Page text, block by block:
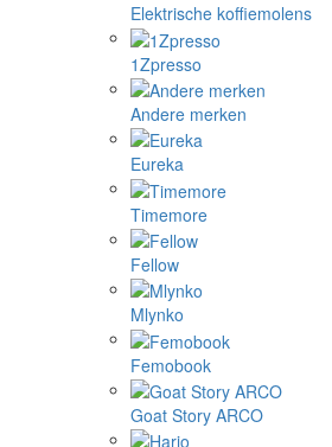
Elektrische koffiemolens
1Zpresso
Andere merken
Eureka
Timemore
Fellow
Mlynko
Femobook
Goat Story ARCO